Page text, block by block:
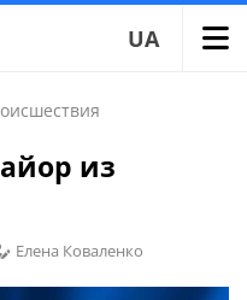
UA
из
Елена Коваленко